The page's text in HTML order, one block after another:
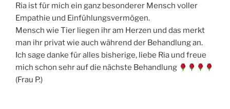
Ria ist für mich ein ganz besonderer Mensch voller
Empathie und Einfühlungsvermögen.
Mensch wie Tier liegen ihr am Herzen und das merkt
man ihr privat wie auch während der Behandlung an.
Ich sage danke für alles bisherige, liebe Ria und freue
mich schon sehr auf die nächste Behandlung
(Frau P.)